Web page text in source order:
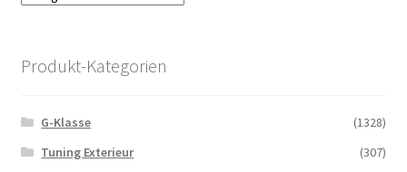
Produkt-Kategorien
G-Klasse
(1328)
Tuning Exterieur
(307)